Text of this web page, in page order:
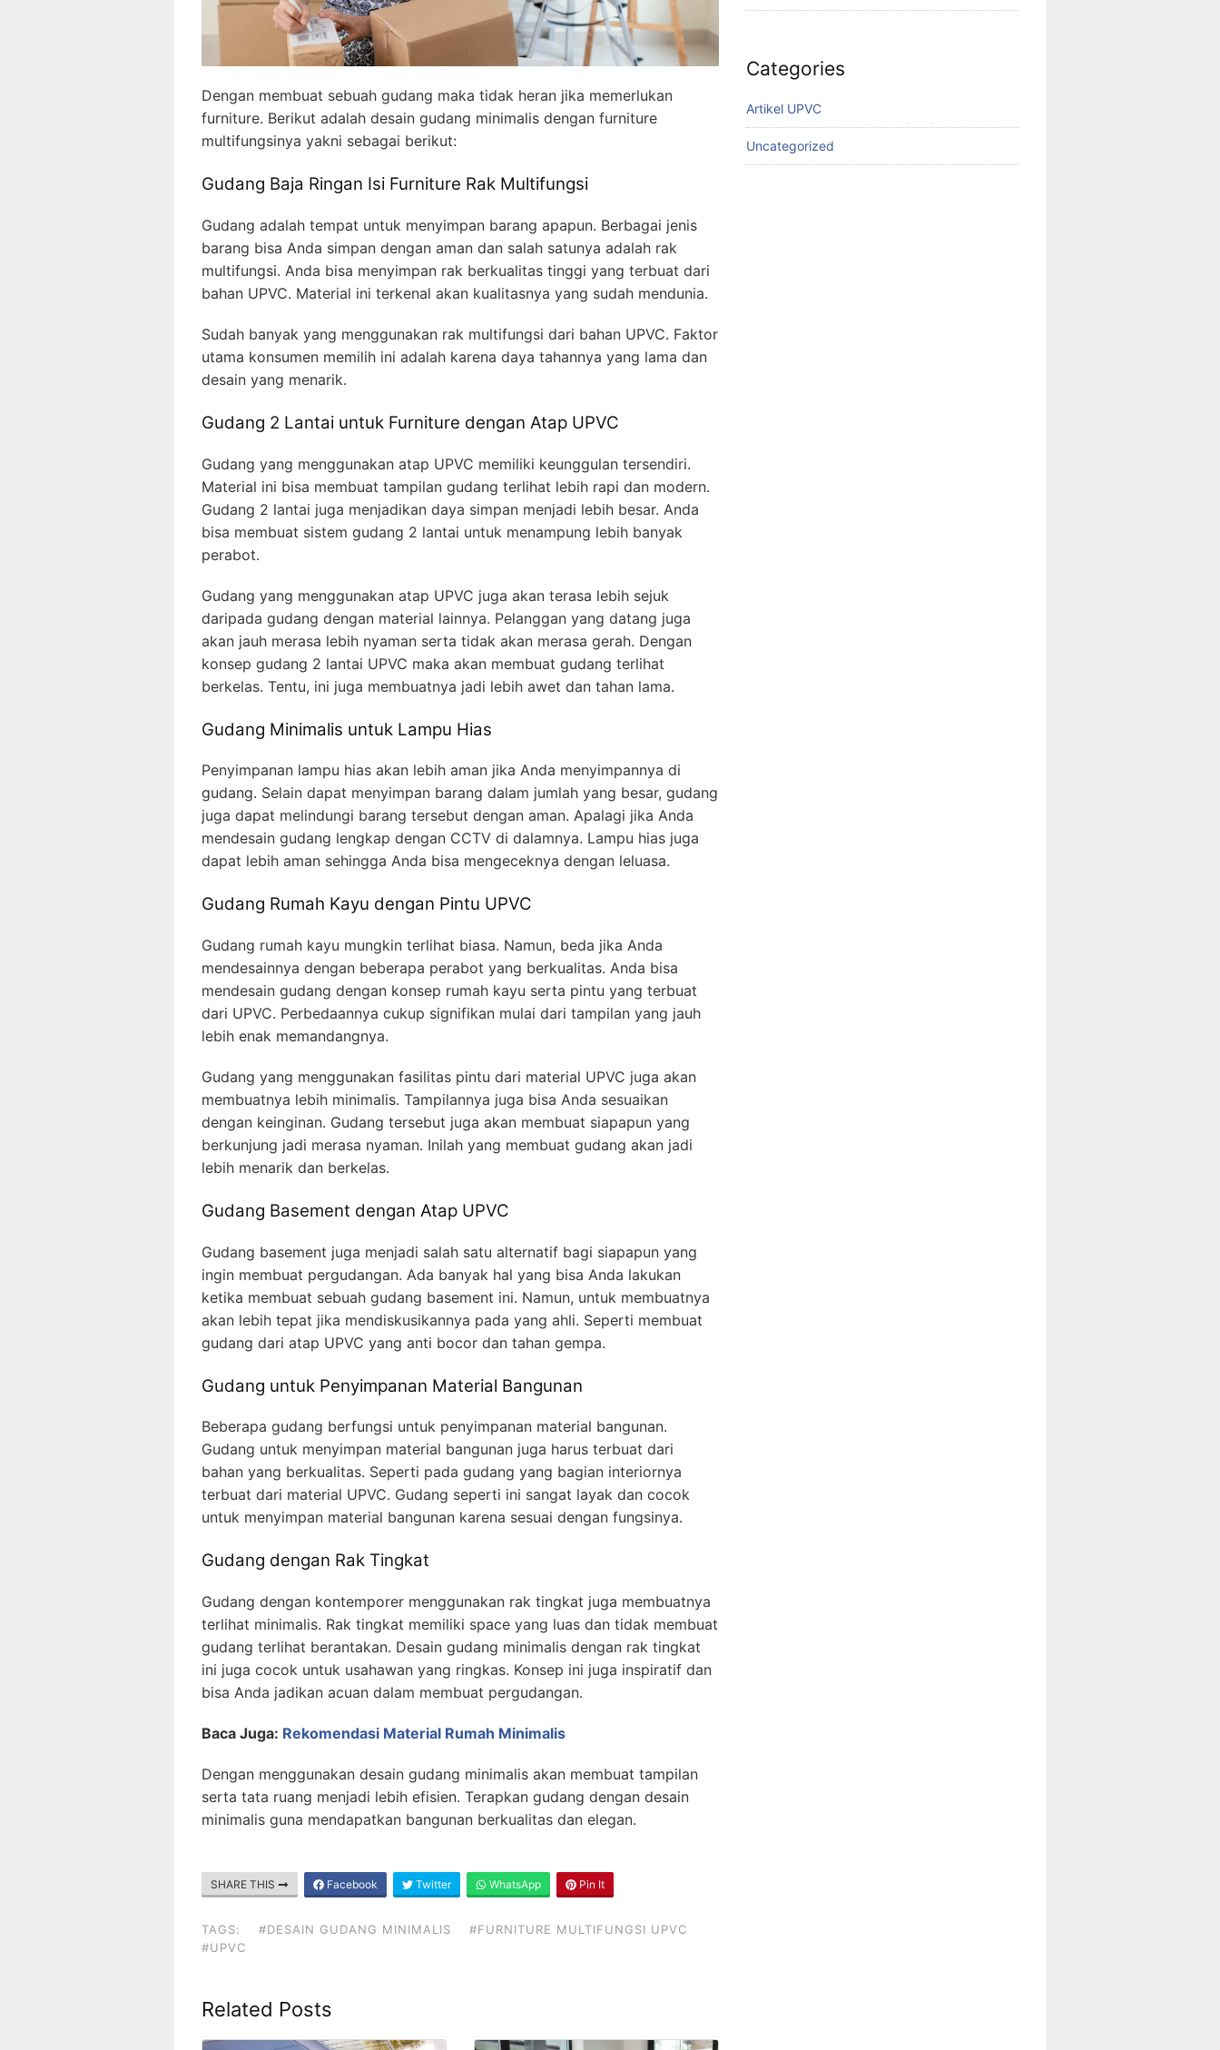
Dengan membuat sebuah gudang maka tidak heran jika memerlukan
furniture. Berikut adalah desain gudang minimalis dengan furniture
multifungsinya yakni sebagai berikut:
Gudang Baja Ringan Isi Furniture Rak Multifungsi
Gudang adalah tempat untuk menyimpan barang apapun. Berbagai jenis
barang bisa Anda simpan dengan aman dan salah satunya adalah rak
multifungsi. Anda bisa menyimpan rak berkualitas tinggi yang terbuat dari
bahan UPVC. Material ini terkenal akan kualitasnya yang sudah mendunia.
Sudah banyak yang menggunakan rak multifungsi dari bahan UPVC. Faktor
utama konsumen memilih ini adalah karena daya tahannya yang lama dan
desain yang menarik.
Gudang 2 Lantai untuk Furniture dengan Atap UPVC
Gudang yang menggunakan atap UPVC memiliki keunggulan tersendiri.
Material ini bisa membuat tampilan gudang terlihat lebih rapi dan modern.
Gudang 2 lantai juga menjadikan daya simpan menjadi lebih besar. Anda
bisa membuat sistem gudang 2 lantai untuk menampung lebih banyak
perabot.
Gudang yang menggunakan atap UPVC juga akan terasa lebih sejuk
daripada gudang dengan material lainnya. Pelanggan yang datang juga
akan jauh merasa lebih nyaman serta tidak akan merasa gerah. Dengan
konsep gudang 2 lantai UPVC maka akan membuat gudang terlihat
berkelas. Tentu, ini juga membuatnya jadi lebih awet dan tahan lama.
Gudang Minimalis untuk Lampu Hias
Penyimpanan lampu hias akan lebih aman jika Anda menyimpannya di
gudang. Selain dapat menyimpan barang dalam jumlah yang besar, gudang
juga dapat melindungi barang tersebut dengan aman. Apalagi jika Anda
mendesain gudang lengkap dengan CCTV di dalamnya. Lampu hias juga
dapat lebih aman sehingga Anda bisa mengeceknya dengan leluasa.
Gudang Rumah Kayu dengan Pintu UPVC
Gudang rumah kayu mungkin terlihat biasa. Namun, beda jika Anda
mendesainnya dengan beberapa perabot yang berkualitas. Anda bisa
mendesain gudang dengan konsep rumah kayu serta pintu yang terbuat
dari UPVC. Perbedaannya cukup signifikan mulai dari tampilan yang jauh
lebih enak memandangnya.
Gudang yang menggunakan fasilitas pintu dari material UPVC juga akan
membuatnya lebih minimalis. Tampilannya juga bisa Anda sesuaikan
dengan keinginan. Gudang tersebut juga akan membuat siapapun yang
berkunjung jadi merasa nyaman. Inilah yang membuat gudang akan jadi
lebih menarik dan berkelas.
Gudang Basement dengan Atap UPVC
Gudang basement juga menjadi salah satu alternatif bagi siapapun yang
ingin membuat pergudangan. Ada banyak hal yang bisa Anda lakukan
ketika membuat sebuah gudang basement ini. Namun, untuk membuatnya
akan lebih tepat jika mendiskusikannya pada yang ahli. Seperti membuat
gudang dari atap UPVC yang anti bocor dan tahan gempa.
Gudang untuk Penyimpanan Material Bangunan
Beberapa gudang berfungsi untuk penyimpanan material bangunan.
Gudang untuk menyimpan material bangunan juga harus terbuat dari
bahan yang berkualitas. Seperti pada gudang yang bagian interiornya
terbuat dari material UPVC. Gudang seperti ini sangat layak dan cocok
untuk menyimpan material bangunan karena sesuai dengan fungsinya.
Gudang dengan Rak Tingkat
Gudang dengan kontemporer menggunakan rak tingkat juga membuatnya
terlihat minimalis. Rak tingkat memiliki space yang luas dan tidak membuat
gudang terlihat berantakan. Desain gudang minimalis dengan rak tingkat
ini juga cocok untuk usahawan yang ringkas. Konsep ini juga inspiratif dan
bisa Anda jadikan acuan dalam membuat pergudangan.
Baca Juga: Rekomendasi Material Rumah Minimalis
Dengan menggunakan desain gudang minimalis akan membuat tampilan
serta tata ruang menjadi lebih efisien. Terapkan gudang dengan desain
minimalis guna mendapatkan bangunan berkualitas dan elegan.
SHARE THIS Facebook Twitter WhatsApp Pin It
TAGS: #DESAIN GUDANG MINIMALIS
#FURNITURE MULTIFUNGSI UPVC
#UPVC
Related Posts
Categories
Artikel UPVC
Uncategorized